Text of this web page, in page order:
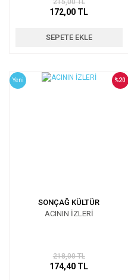
172,00 TL
SEPETE EKLE
Yeni
SONÇAĞ KÜLTÜR
ACININ İZLERİ
%20
218,00 TL
174,40 TL